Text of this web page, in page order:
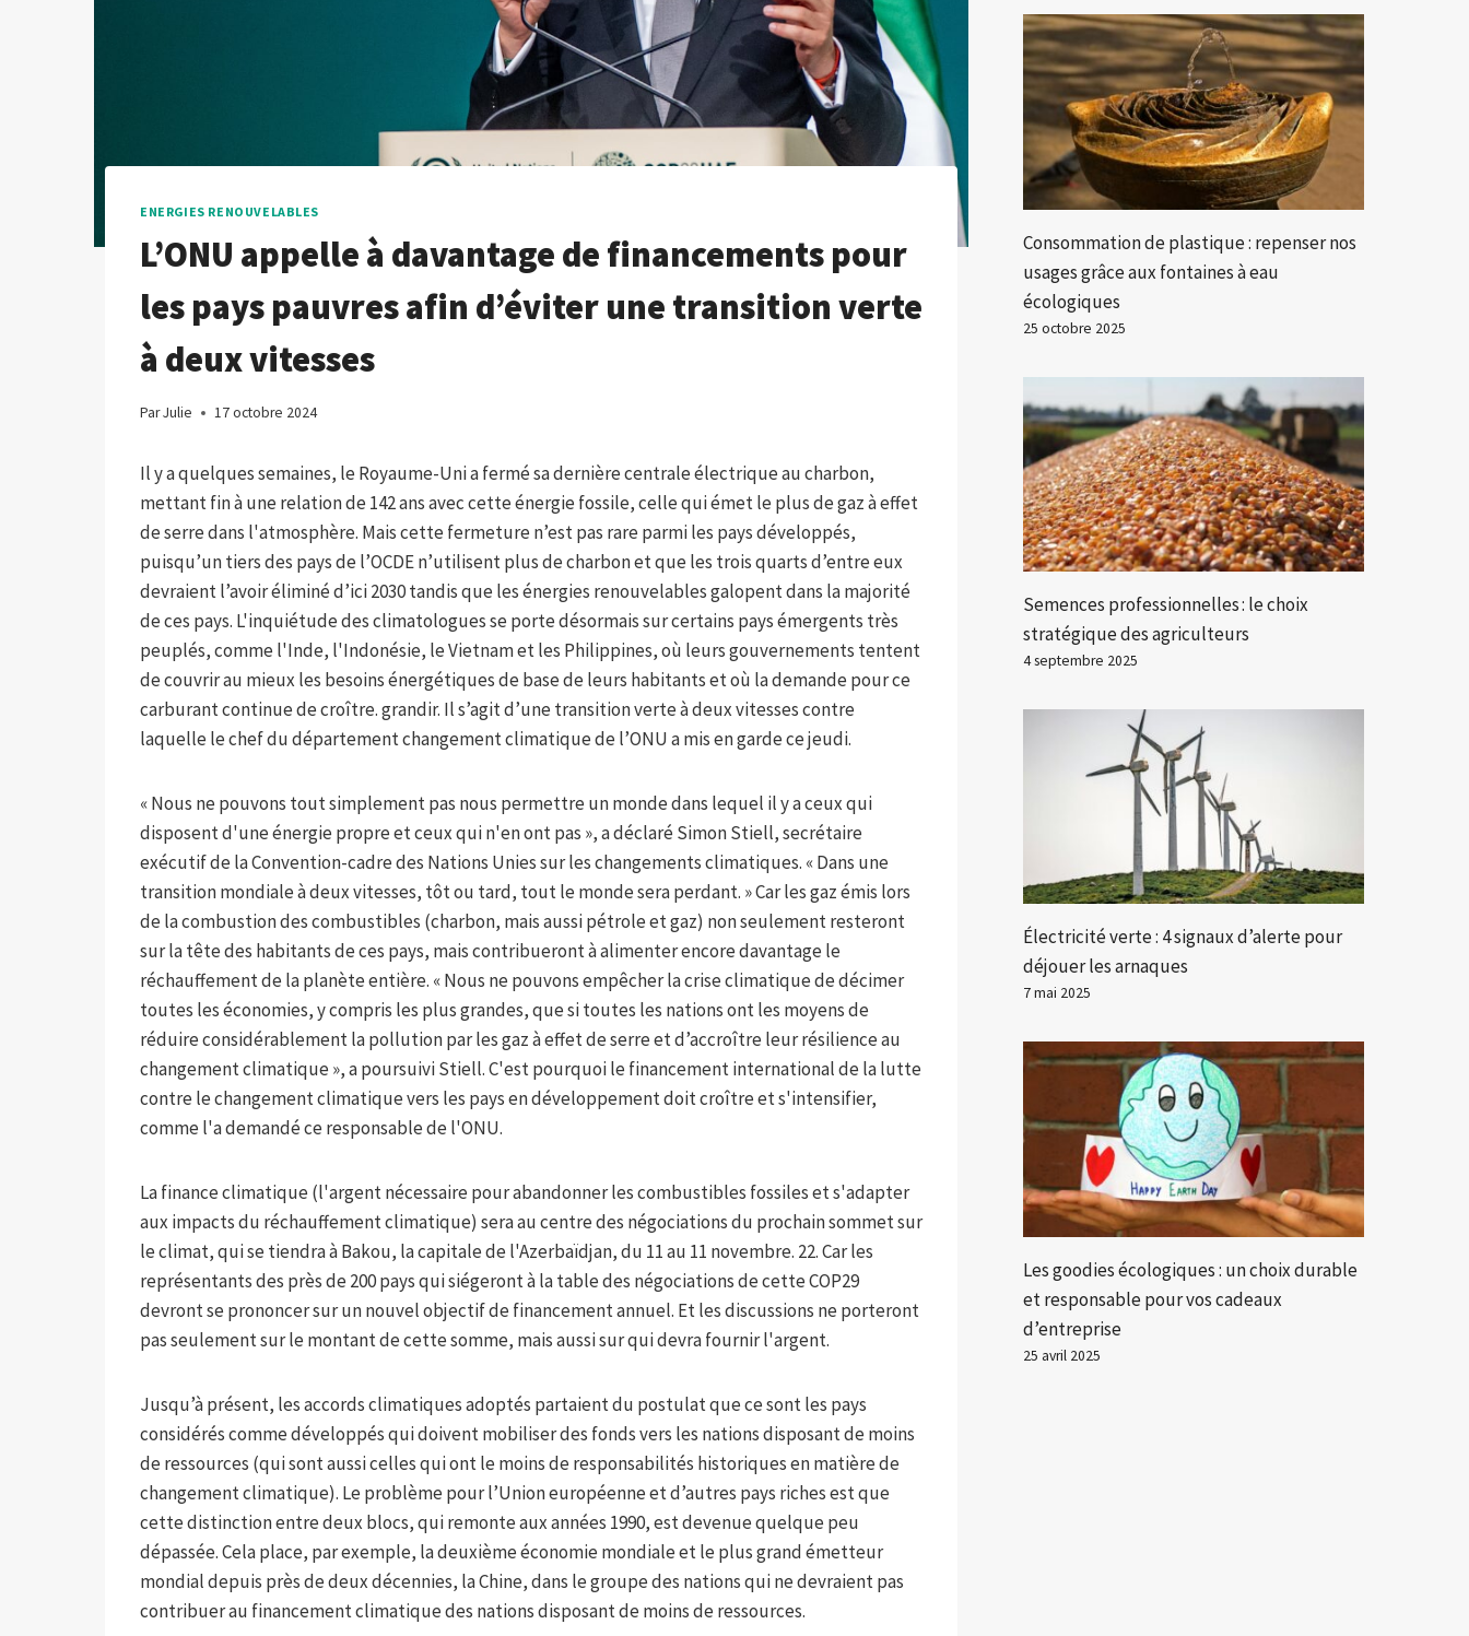
ENERGIES RENOUVELABLES
L’ONU appelle à davantage de financements pour
les pays pauvres afin d’éviter une transition verte
à deux vitesses
ParJulie 17 octobre 2024
Il y a quelques semaines, le Royaume-Uni a fermé sa dernière centrale électrique au charbon,
mettant fin à une relation de 142 ans avec cette énergie fossile, celle qui émet le plus de gaz à effet
de serre dans l'atmosphère. Mais cette fermeture n’est pas rare parmi les pays développés,
puisqu’un tiers des pays de l’OCDE n’utilisent plus de charbon et que les trois quarts d’entre eux
devraient l’avoir éliminé d’ici 2030 tandis que les énergies renouvelables galopent dans la majorité
de ces pays. L'inquiétude des climatologues se porte désormais sur certains pays émergents très
peuplés, comme l'Inde, l'Indonésie, le Vietnam et les Philippines, où leurs gouvernements tentent
de couvrir au mieux les besoins énergétiques de base de leurs habitants et où la demande pour ce
carburant continue de croître. grandir. Il s’agit d’une transition verte à deux vitesses contre
laquelle le chef du département changement climatique de l’ONU a mis en garde ce jeudi.
« Nous ne pouvons tout simplement pas nous permettre un monde dans lequel il y a ceux qui
disposent d'une énergie propre et ceux qui n'en ont pas », a déclaré Simon Stiell, secrétaire
exécutif de la Convention-cadre des Nations Unies sur les changements climatiques. « Dans une
transition mondiale à deux vitesses, tôt ou tard, tout le monde sera perdant. » Car les gaz émis lors
de la combustion des combustibles (charbon, mais aussi pétrole et gaz) non seulement resteront
sur la tête des habitants de ces pays, mais contribueront à alimenter encore davantage le
réchauffement de la planète entière. « Nous ne pouvons empêcher la crise climatique de décimer
toutes les économies, y compris les plus grandes, que si toutes les nations ont les moyens de
réduire considérablement la pollution par les gaz à effet de serre et d’accroître leur résilience au
changement climatique », a poursuivi Stiell. C'est pourquoi le financement international de la lutte
contre le changement climatique vers les pays en développement doit croître et s'intensifier,
comme l'a demandé ce responsable de l'ONU.
La finance climatique (l'argent nécessaire pour abandonner les combustibles fossiles et s'adapter
aux impacts du réchauffement climatique) sera au centre des négociations du prochain sommet sur
le climat, qui se tiendra à Bakou, la capitale de l'Azerbaïdjan, du 11 au 11 novembre. 22. Car les
représentants des près de 200 pays qui siégeront à la table des négociations de cette COP29
devront se prononcer sur un nouvel objectif de financement annuel. Et les discussions ne porteront
pas seulement sur le montant de cette somme, mais aussi sur qui devra fournir l'argent.
Jusqu’à présent, les accords climatiques adoptés partaient du postulat que ce sont les pays
considérés comme développés qui doivent mobiliser des fonds vers les nations disposant de moins
de ressources (qui sont aussi celles qui ont le moins de responsabilités historiques en matière de
changement climatique). Le problème pour l’Union européenne et d’autres pays riches est que
cette distinction entre deux blocs, qui remonte aux années 1990, est devenue quelque peu
dépassée. Cela place, par exemple, la deuxième économie mondiale et le plus grand émetteur
mondial depuis près de deux décennies, la Chine, dans le groupe des nations qui ne devraient pas
contribuer au financement climatique des nations disposant de moins de ressources.
Consommation de plastique : repenser nos
usages grâce aux fontaines à eau
écologiques
25 octobre 2025
Semences professionnelles : le choix
stratégique des agriculteurs
4 septembre 2025
Électricité verte : 4 signaux d’alerte pour
déjouer les arnaques
7 mai 2025
Les goodies écologiques : un choix durable
et responsable pour vos cadeaux
d’entreprise
25 avril 2025